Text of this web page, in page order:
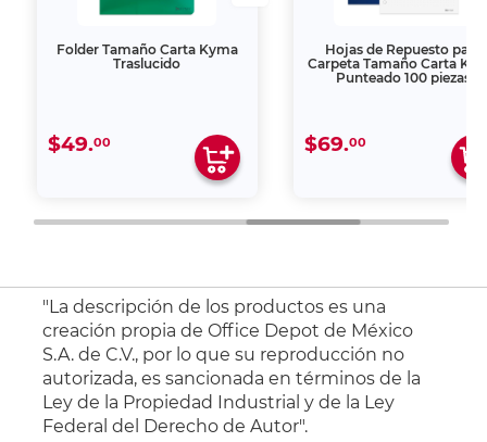
Folder Tamaño Carta Kyma
Traslucido
$49.00
Hojas de Repuesto para
Carpeta Tamaño Carta
Punteado 100 piezas
$69.00
"La descripción de los productos es una
creación propia de Office Depot de México
S.A. de C.V., por lo que su reproducción no
autorizada, es sancionada en términos de la
Ley de la Propiedad Industrial y de la Ley
Federal del Derecho de Autor".